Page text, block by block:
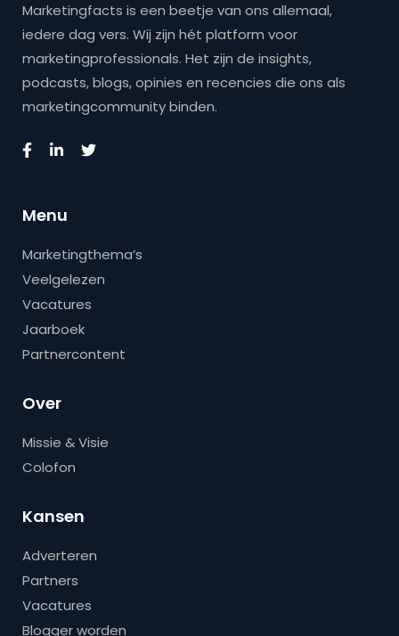
Marketingfacts is een beetje van ons allemaal,
iedere dag vers. Wij zijn hét platform voor
marketingprofessionals. Het zijn de insights,
podcasts, blogs, opinies en recencies die ons als
marketingcommunity binden.
Menu
Marketingthema’s
Veelgelezen
Vacatures
Jaarboek
Partnercontent
Over
Missie & Visie
Colofon
Kansen
Adverteren
Partners
Vacatures
Blogger worden